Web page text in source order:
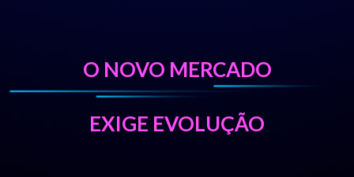
O NOVO MERCADO
EXIGE EVOLUÇÃO